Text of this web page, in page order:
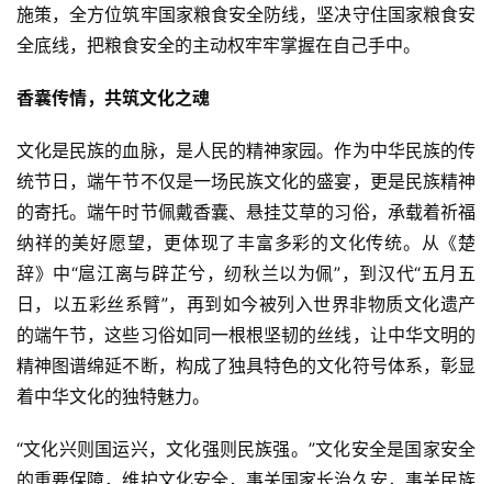
施策，全方位筑牢国家粮食安全防线，坚决守住国家粮食安
全底线，把粮食安全的主动权牢牢掌握在自己手中。
香囊传情，共筑文化之魂
文化是民族的血脉，是人民的精神家园。作为中华民族的传
统节日，端午节不仅是一场民族文化的盛宴，更是民族精神
的寄托。端午时节佩戴香囊、悬挂艾草的习俗，承载着祈福
纳祥的美好愿望，更体现了丰富多彩的文化传统。从《楚
辞》中“扈江离与辟芷兮，纫秋兰以为佩”，到汉代“五月五
日，以五彩丝系臂”，再到如今被列入世界非物质文化遗产
的端午节，这些习俗如同一根根坚韧的丝线，让中华文明的
精神图谱绵延不断，构成了独具特色的文化符号体系，彰显
着中华文化的独特魅力。
“文化兴则国运兴，文化强则民族强。”文化安全是国家安全
的重要保障，维护文化安全，事关国家长治久安，事关民族